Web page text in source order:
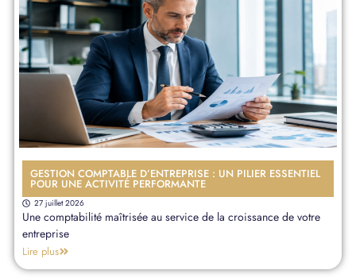
GESTION COMPTABLE D’ENTREPRISE : UN PILIER ESSENTIEL
POUR UNE ACTIVITÉ PERFORMANTE
27 juillet 2026
Une comptabilité maîtrisée au service de la croissance de votre
entreprise
Lire plus